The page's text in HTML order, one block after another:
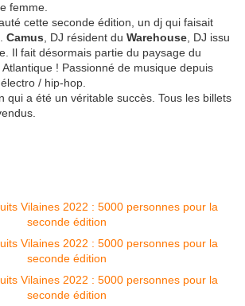
femme.
cette seconde édition, un dj qui faisait
Camus , DJ résident du Warehouse , DJ issu
Il fait désormais partie du paysage du
! Passionné de musique depuis
/ hip-hop.
qui a été un véritable succès. Tous les billets